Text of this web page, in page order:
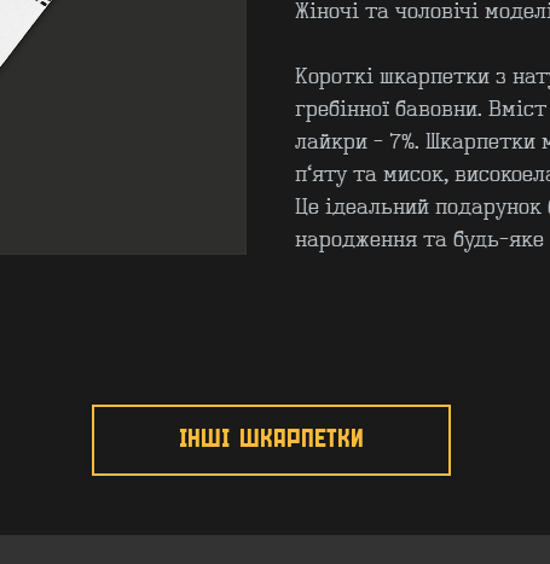
Жіночі та чоловічі
Короткі шкарпетки з
гребінної бавовни.
лайкри - 7%. Шкарпетки
п’яту та мисок,
Це ідеальний
народження та будь-яке
ІНШІ ШКАРПЕТКИ